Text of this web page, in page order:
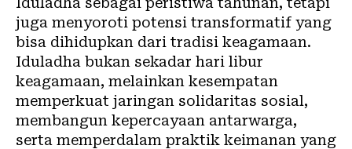
juga menyoroti potensi transformatif yang
bisa dihidupkan dari tradisi keagamaan.
Iduladha bukan sekadar hari libur
keagamaan, melainkan kesempatan
memperkuat jaringan solidaritas sosial,
membangun kepercayaan antarwarga,
serta memperdalam praktik keimanan yang